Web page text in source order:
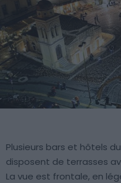
Plusieurs bars et hôtels
disposent de terrasses
La vue est frontale, en